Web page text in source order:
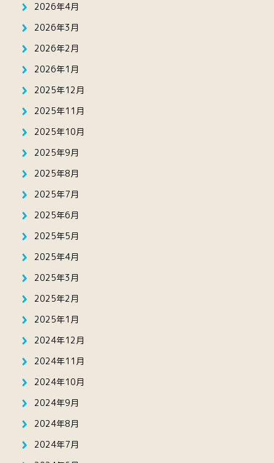
2026年4月
2026年3月
2026年2月
2026年1月
2025年12月
2025年11月
2025年10月
2025年9月
2025年8月
2025年7月
2025年6月
2025年5月
2025年4月
2025年3月
2025年2月
2025年1月
2024年12月
2024年11月
2024年10月
2024年9月
2024年8月
2024年7月